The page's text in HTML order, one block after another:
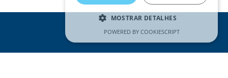
REDES SOCIAIS
MOSTRAR DETALHES
POWERED BY COOKIESCRIPT